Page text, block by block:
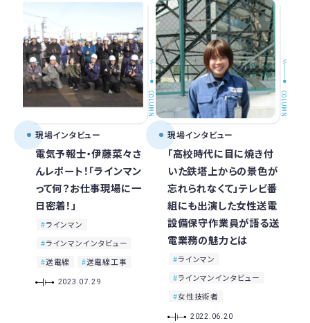
COLUMN
現場インタビュー
電気予報士・伊藤菜々さ
んレポート！「ラインマン
って何？お仕事現場に一
日密着！」
ラインマン
ラインマンインタビュー
送電線
送電線工事
2023.07.29
COLUMN
現場インタビュー
「高校時代に目に焼き付
いた鉄塔上からの景色が
忘れられなくて」テレビ番
組にも出演した女性送電
設備保守作業員が語る送
電業務の魅力とは
ラインマン
ラインマンインタビュー
女性技術者
2022.06.20